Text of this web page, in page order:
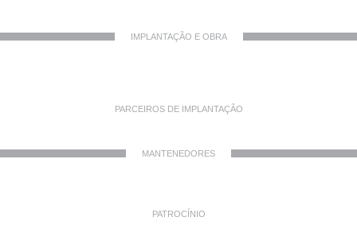
IMPLANTAÇÃO E OBRA
PARCEIROS DE IMPLANTAÇÃO
MANTENEDORES
PATROCÍNIO